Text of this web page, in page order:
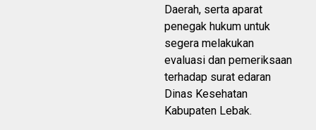
Daerah, serta aparat
penegak hukum untuk
segera melakukan
evaluasi dan pemeriksaan
terhadap surat edaran
Dinas Kesehatan
Kabupaten Lebak.